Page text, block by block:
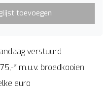
toevoegen
verstuurd
* m.u.v. broedkooien
euro